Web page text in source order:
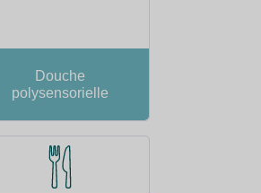
Douche
polysensorielle